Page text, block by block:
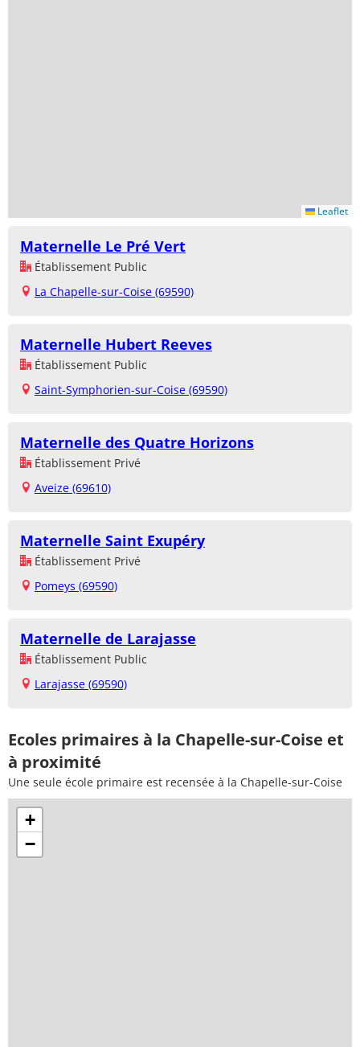
Leaflet
Maternelle Le Pré Vert
Établissement Public
La Chapelle-sur-Coise (69590)
Maternelle Hubert Reeves
Établissement Public
Saint-Symphorien-sur-Coise (69590)
Maternelle des Quatre Horizons
Établissement Privé
Aveize (69610)
Maternelle Saint Exupéry
Établissement Privé
Pomeys (69590)
Maternelle de Larajasse
Établissement Public
Larajasse (69590)
Ecoles primaires à la Chapelle-sur-Coise et
à proximité
Une seule école primaire est recensée à la Chapelle-sur-Coise
+
−